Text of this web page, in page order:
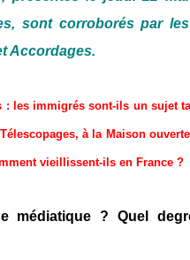
sont corroborés par
Accordages.
les immigrés sont-ils un sujet
à la Maison
vieillissent-ils en France ?
médiatique ? Quel